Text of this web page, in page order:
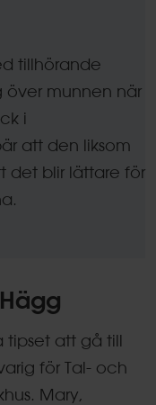
tillhörande
över munnen när
i
att den liksom
det blir lättare för
tipset att gå till
för Tal- och
Mary,